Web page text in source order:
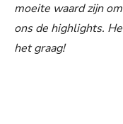
moeite waard zijn
ons de highlights.
het graag!